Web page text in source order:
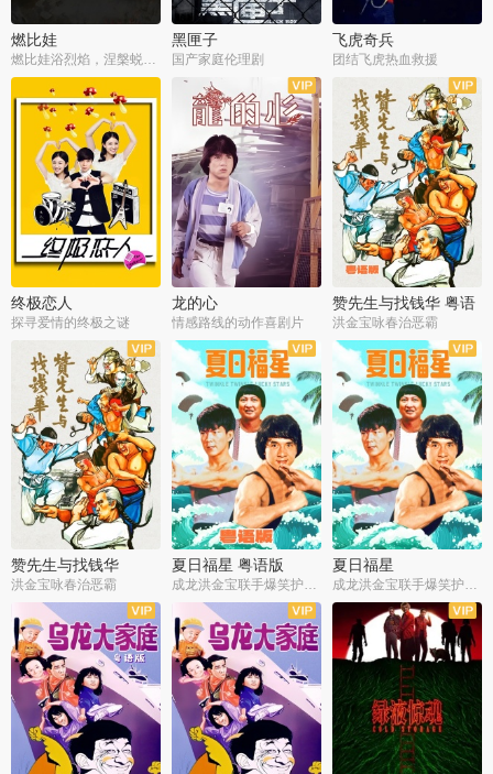
燃比娃
燃比娃浴烈焰，涅槃蜕变成人
黑匣子
国产家庭伦理剧
飞虎奇兵
团结飞虎热血救援
终极恋人
探寻爱情的终极之谜
龙的心
情感路线的动作喜剧片
赞先生与找钱华 粤语
版
洪金宝咏春治恶霸
赞先生与找钱华
洪金宝咏春治恶霸
夏日福星 粤语版
成龙洪金宝联手爆笑护美女
夏日福星
成龙洪金宝联手爆笑护美女